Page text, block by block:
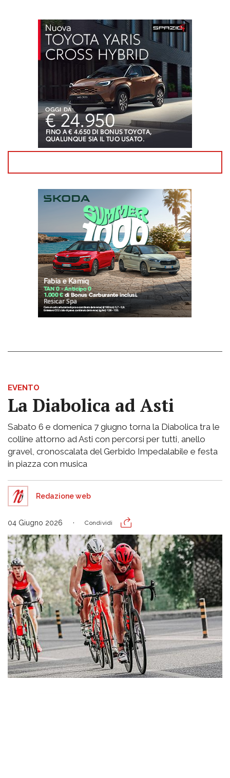
EVENTO
La Diabolica ad Asti
Sabato 6 e domenica 7 giugno torna la Diabolica tra le
colline attorno ad Asti con percorsi per tutti, anello
gravel, cronoscalata del Gerbido Impedalabile e festa
in piazza con musica
Redazione web
04 Giugno 2026 Condividi